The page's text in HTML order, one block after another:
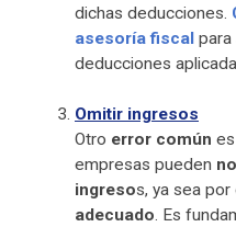
dichas deducciones.
asesoría fiscal
deducciones
Omitir ingresos
Otro error común
empresas pueden
ingresos, ya sea
adecuado. Es